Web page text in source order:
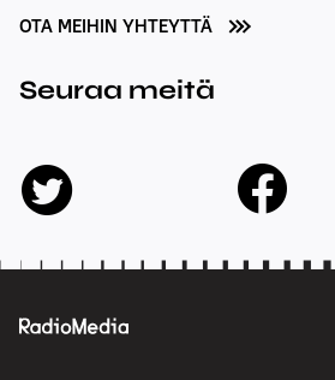
OTA MEIHIN YHTEYTTÄ
Seuraa meitä
twitter